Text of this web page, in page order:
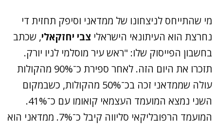
מי שהתייחס לניצחונו של ממדאני וסיפק תחזית די
נחרצת הוא העיתונאי הישראלי צבי יחזקאלי, שכתב
בחשבון הפייסוק שלו: "ראש עיר מוסלמי לניו יורק.
תזכרו את היום הזה. לאחר ספירת כ־90% מהקולות
עולה שממדאני זכה בכ־50% מהקולות, כשבמקום
השני נמצא המועמד העצמאי קואומו עם כ־41%.
המועמד הרפובליקאי סליווה קיבל כ־7%. ממדאני הוא